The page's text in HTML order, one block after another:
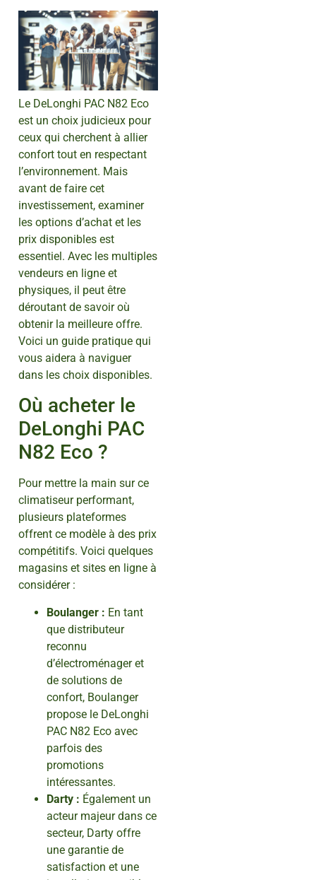
Le DeLonghi PAC N82 Eco
est un choix judicieux pour
ceux qui cherchent à allier
confort tout en respectant
l’environnement. Mais
avant de faire cet
investissement, examiner
les options d’achat et les
prix disponibles est
essentiel. Avec les multiples
vendeurs en ligne et
physiques, il peut être
déroutant de savoir où
obtenir la meilleure offre.
Voici un guide pratique qui
vous aidera à naviguer
dans les choix disponibles.
Où acheter le
DeLonghi PAC
N82 Eco ?
Pour mettre la main sur ce
climatiseur performant,
plusieurs plateformes
offrent ce modèle à des prix
compétitifs. Voici quelques
magasins et sites en ligne à
considérer :
Boulanger : En tant
que distributeur
reconnu
d’électroménager et
de solutions de
confort, Boulanger
propose le DeLonghi
PAC N82 Eco avec
parfois des
promotions
intéressantes.
Darty : Également un
acteur majeur dans ce
secteur, Darty offre
une garantie de
satisfaction et une